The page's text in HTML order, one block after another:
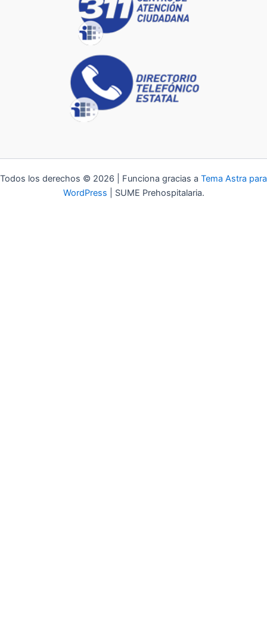
Todos los derechos © 2026 | Funciona gracias a Tema Astra para
WordPress | SUME Prehospitalaria.